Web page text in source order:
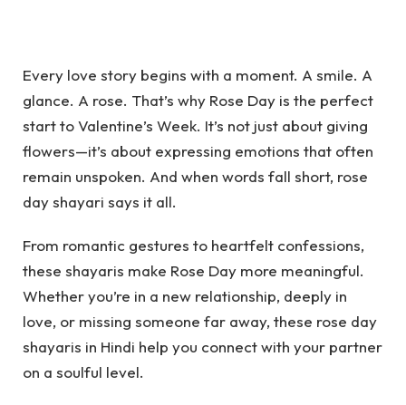
Every love story begins with a moment. A smile. A
glance. A rose. That’s why Rose Day is the perfect
start to Valentine’s Week. It’s not just about giving
flowers—it’s about expressing emotions that often
remain unspoken. And when words fall short, rose
day shayari says it all.
From romantic gestures to heartfelt confessions,
these shayaris make Rose Day more meaningful.
Whether you’re in a new relationship, deeply in
love, or missing someone far away, these rose day
shayaris in Hindi help you connect with your partner
on a soulful level.